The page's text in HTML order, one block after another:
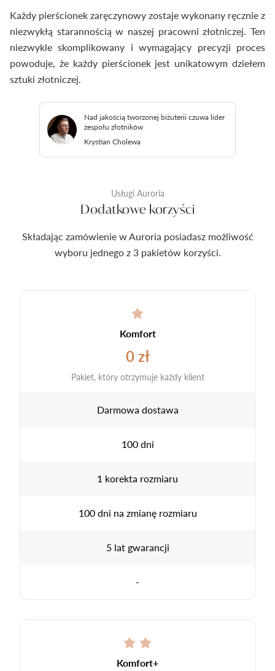
Każdy pierścionek zaręczynowy zostaje wykonany ręcznie z
niezwykłą starannością w naszej pracowni złotniczej. Ten
niezwykle skomplikowany i wymagający precyzji proces
powoduje, że każdy pierścionek jest unikatowym dziełem
sztuki złotniczej.
Nad jakością tworzonej biżuterii czuwa lider
zespołu złotników
Krystian Cholewa
Usługi Auroria
Dodatkowe korzyści
Składając zamówienie w Auroria posiadasz możliwość
wyboru jednego z 3 pakietów korzyści.
Komfort
0 zł
Pakiet, który otrzymuje każdy klient
Darmowa dostawa
100 dni
1 korekta rozmiaru
100 dni na zmianę rozmiaru
5 lat gwarancji
-
Komfort+